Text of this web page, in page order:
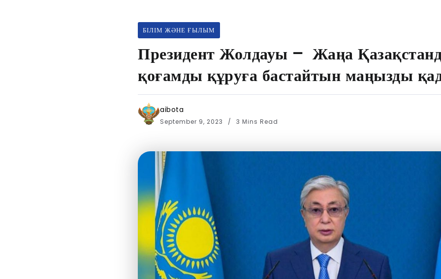
БІЛІМ ЖӘНЕ ҒЫЛЫМ
Президент Жолдауы – Жаңа
қоғамды құруға бастайтын маңызды
aibota
September 9, 2023 3 Mins Read